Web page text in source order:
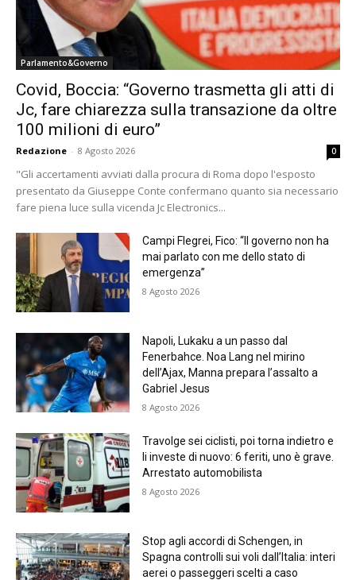
Parlamento&Governo
Covid, Boccia: “Governo trasmetta gli atti di
Jc, fare chiarezza sulla transazione da oltre
100 milioni di euro”
Redazione - 8 Agosto 2026 0
"Gli accertamenti avviati dalla procura di Roma dopo l'esposto
presentato da Giuseppe Conte confermano quanto sia necessario
fare piena luce sulla vicenda Jc Electronics...
Campi Flegrei, Fico: “Il governo non ha
mai parlato con me dello stato di
emergenza”
8 Agosto 2026
Napoli, Lukaku a un passo dal
Fenerbahce. Noa Lang nel mirino
dell’Ajax, Manna prepara l’assalto a
Gabriel Jesus
8 Agosto 2026
Travolge sei ciclisti, poi torna indietro e
li investe di nuovo: 6 feriti, uno è grave.
Arrestato automobilista
8 Agosto 2026
Stop agli accordi di Schengen, in
Spagna controlli sui voli dall’Italia: interi
aerei o passeggeri scelti a caso